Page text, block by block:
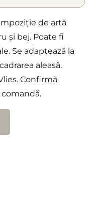
de artă
și bej. Poate fi
Se adaptează la
aleasă.
Confirmă